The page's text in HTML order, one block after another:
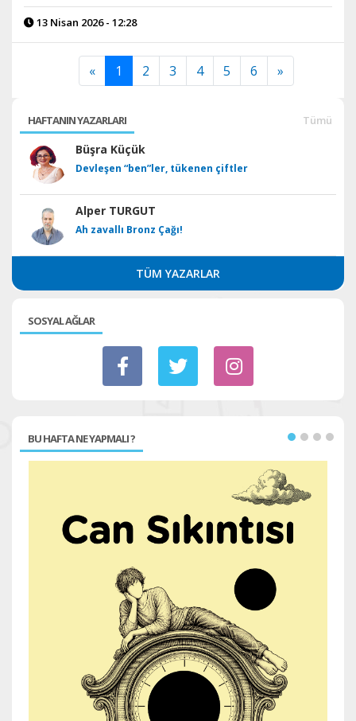
13 Nisan 2026 - 12:28
« 1 2 3 4 5 6 »
HAFTANIN YAZARLARI Tümü
Büşra Küçük
Devleşen “ben”ler, tükenen çiftler
Alper TURGUT
Ah zavallı Bronz Çağı!
TÜM YAZARLAR
SOSYAL AĞLAR
BU HAFTA NE YAPMALI ?